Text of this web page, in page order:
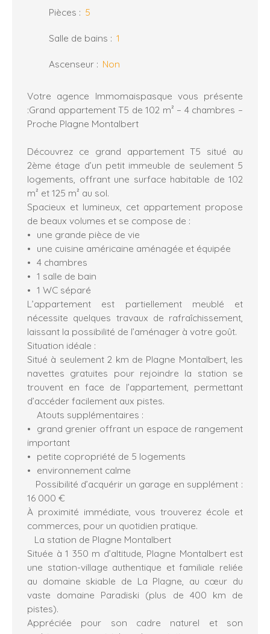
Pièces : 5
Salle de bains : 1
Ascenseur : Non
Votre agence Immomaispasque vous présente
:Grand appartement T5 de 102 m² – 4 chambres –
Proche Plagne Montalbert
Découvrez ce grand appartement T5 situé au
2ème étage d’un petit immeuble de seulement 5
logements, offrant une surface habitable de 102
m² et 125 m² au sol.
Spacieux et lumineux, cet appartement propose
de beaux volumes et se compose de :
une grande pièce de vie
une cuisine américaine aménagée et équipée
4 chambres
1 salle de bain
1 WC séparé
L’appartement est partiellement meublé et
nécessite quelques travaux de rafraîchissement,
laissant la possibilité de l’aménager à votre goût.
Situation idéale :
Situé à seulement 2 km de Plagne Montalbert, les
navettes gratuites pour rejoindre la station se
trouvent en face de l’appartement, permettant
d’accéder facilement aux pistes.
Atouts supplémentaires :
grand grenier offrant un espace de rangement
important
petite copropriété de 5 logements
environnement calme
Possibilité d’acquérir un garage en supplément :
16 000 €
À proximité immédiate, vous trouverez école et
commerces, pour un quotidien pratique.
La station de Plagne Montalbert
Située à 1 350 m d’altitude, Plagne Montalbert est
une station-village authentique et familiale reliée
au domaine skiable de La Plagne, au cœur du
vaste domaine Paradiski (plus de 400 km de
pistes).
Appréciée pour son cadre naturel et son